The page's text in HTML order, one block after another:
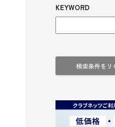
KEYWORD